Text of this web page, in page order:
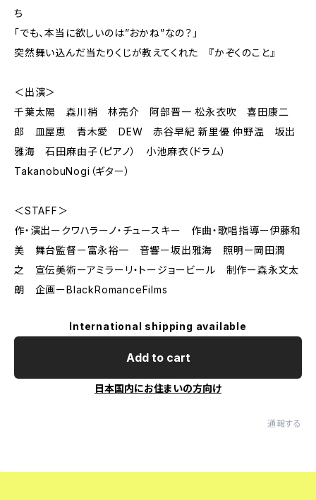
ち
「でも、本当に欲しいのは”おかね”なの？」
突然舞い込んだ当たりくじが教えてくれた 『かぞくのこと』
＜出演＞
千葉太陽 森川梢 林亮介 阿部晋一 松永衣吹 喜田康二
郎 皿屋恵 青木愛 DEW 赤谷早紀 新里優 仲野温 坂出
雅海 石田麻由子（ピアノ） 小池麻衣（ドラム）
TakanobuNogi（ギター）
＜STAFF＞
作・演出ークワハラーノ・チュースキー 作曲・歌唱指導ー伊藤和
美 舞台監督ー富永裕一 音響ー坂出雅海 照明ー岡田潤
之 宣伝美術ーアミラーリ・トージョービール 制作ー森永文太
朗 企画ーBlackRomanceFilms
International shipping available
Add to cart
日本国内にお住まいの方向け
通報する